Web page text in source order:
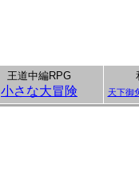
王道中編RPG
小さな大冒険 天下御